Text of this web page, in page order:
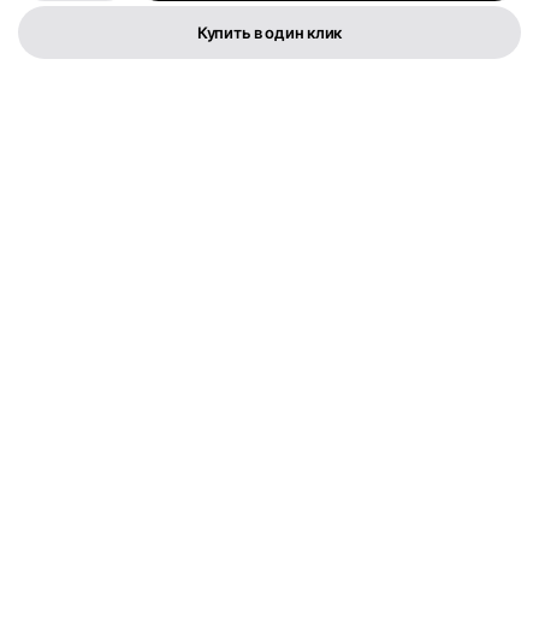
Купить в один клик